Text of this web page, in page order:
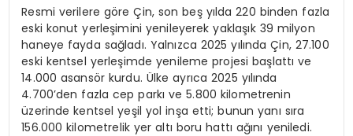
Resmi verilere göre Çin, son beş yılda 220 binden fazla
eski konut yerleşimini yenileyerek yaklaşık 39 milyon
haneye fayda sağladı. Yalnızca 2025 yılında Çin, 27.100
eski kentsel yerleşimde yenileme projesi başlattı ve
14.000 asansör kurdu. Ülke ayrıca 2025 yılında
4.700’den fazla cep parkı ve 5.800 kilometrenin
üzerinde kentsel yeşil yol inşa etti; bunun yanı sıra
156.000 kilometrelik yer altı boru hattı ağını yeniledi.